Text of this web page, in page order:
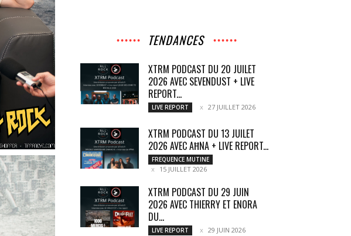
TENDANCES
XTRM PODCAST DU 20 JUILET
2026 AVEC SEVENDUST + LIVE
REPORT...
LIVE REPORT 27 JUILLET 2026
XTRM PODCAST DU 13 JUILET
2026 AVEC AĦNA + LIVE REPORT...
FREQUENCE MUTINE
15 JUILLET 2026
XTRM PODCAST DU 29 JUIN
2026 AVEC THIERRY ET ENORA
DU...
LIVE REPORT 29 JUIN 2026